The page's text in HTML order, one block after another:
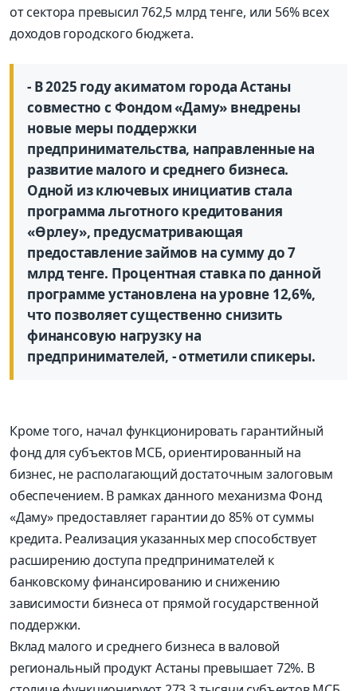
от сектора превысил 762,5 млрд тенге, или 56% всех
доходов городского бюджета.
- В 2025 году акиматом города Астаны
совместно с Фондом «Даму» внедрены
новые меры поддержки
предпринимательства, направленные на
развитие малого и среднего бизнеса.
Одной из ключевых инициатив стала
программа льготного кредитования
«Өрлеу», предусматривающая
предоставление займов на сумму до 7
млрд тенге. Процентная ставка по данной
программе установлена на уровне 12,6%,
что позволяет существенно снизить
финансовую нагрузку на
предпринимателей, - отметили спикеры.
Кроме того, начал функционировать гарантийный
фонд для субъектов МСБ, ориентированный на
бизнес, не располагающий достаточным залоговым
обеспечением. В рамках данного механизма Фонд
«Даму» предоставляет гарантии до 85% от суммы
кредита. Реализация указанных мер способствует
расширению доступа предпринимателей к
банковскому финансированию и снижению
зависимости бизнеса от прямой государственной
поддержки.
Вклад малого и среднего бизнеса в валовой
региональный продукт Астаны превышает 72%. В